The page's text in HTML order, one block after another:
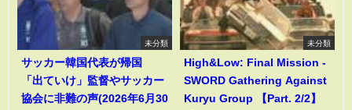
未分類
サッカー韓国代表が帰国
「出ていけ」監督やサッカー
協会に非難の声(2026年6月30
未分類
High&Low: Final Mission -
SWORD Gathering Against
Kuryu Group 【Part. 2/2】